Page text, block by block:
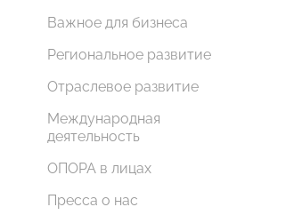
Важное для бизнеса
Региональное развитие
Отраслевое развитие
Международная
деятельность
ОПОРА в лицах
Пресса о нас